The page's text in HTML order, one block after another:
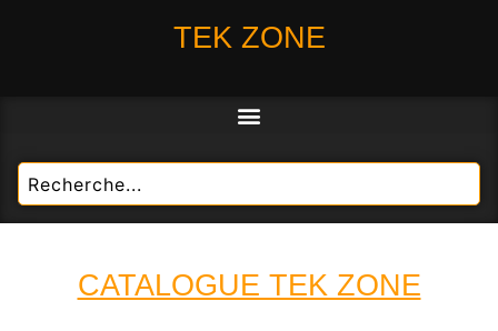
TEK ZONE
CATALOGUE TEK ZONE